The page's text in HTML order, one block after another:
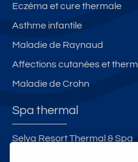
Eczéma et cure thermale
Asthme infantile
Maladie de Raynaud
Affections cutanées et
Maladie de Crohn
Spa thermal
Selya Resort Thermal & Spa